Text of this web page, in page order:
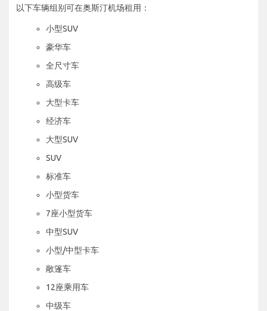
以下车辆组别可在奥斯汀机场租用：
小型SUV
豪华车
全尺寸车
高级车
大型卡车
经济车
大型SUV
SUV
标准车
小型货车
7座小型货车
中型SUV
小型/中型卡车
敞篷车
12座乘用车
中级车